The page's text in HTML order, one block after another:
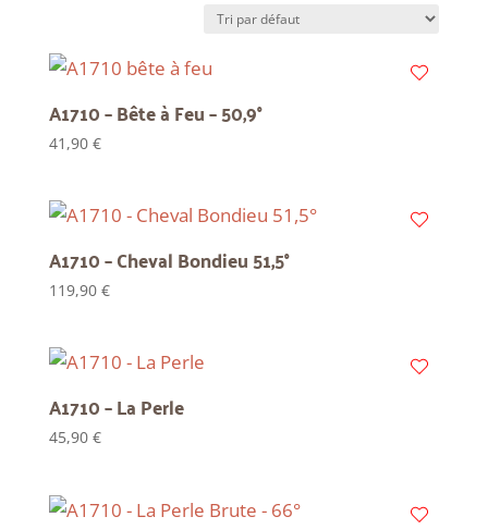
A1710 – Bête à Feu – 50,9°
41,90 €
A1710 – Cheval Bondieu 51,5°
119,90 €
A1710 – La Perle
45,90 €